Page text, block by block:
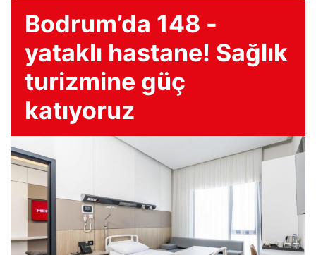
Bodrum’da 148 -
yataklı hastane! Sağlık
turizmine güç
katıyoruz